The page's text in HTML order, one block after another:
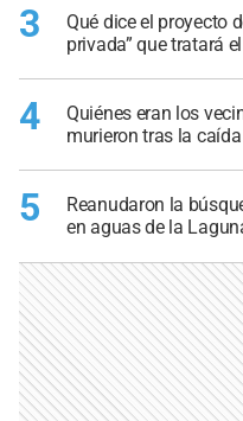
3
Qué dice el proyecto
privada” que tratará
4
Quiénes eran los
murieron tras la
5
Reanudaron la
en aguas de la